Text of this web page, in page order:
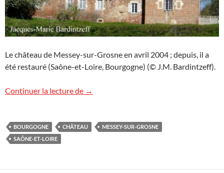
Le château de Messey-sur-Grosne en avril 2004 ; depuis, il a
été restauré (Saône-et-Loire, Bourgogne) (© J.M. Bardintzeff).
Continuer la lecture de Le château de Messey-sur-Grosne,
→
BOURGOGNE CHÂTEAU
MESSEY-SUR-GROSNE
SAÔNE-ET-LOIRE